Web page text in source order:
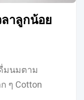
าลูกน้อย
มนมตาม
ๆ Cotton